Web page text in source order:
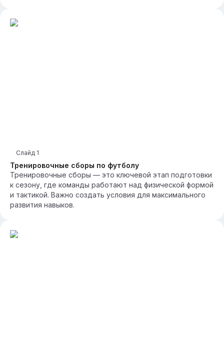
Тренировочные сборы по футболу
Слайд 1
Тренировочные сборы — это ключевой этап подготовки
к сезону, где команды работают над физической формой
и тактикой. Важно создать условия для максимального
развития навыков.